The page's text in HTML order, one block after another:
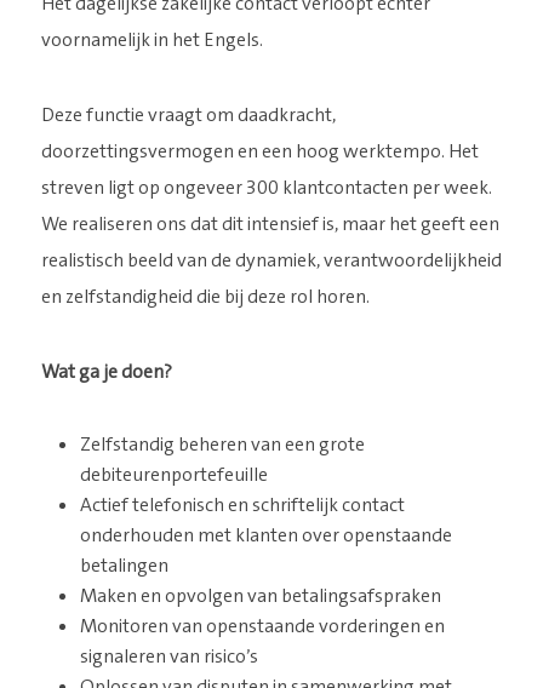
voornamelijk in het Engels.
Deze functie vraagt om daadkracht,
doorzettingsvermogen en een hoog werktempo. Het
streven ligt op ongeveer 300 klantcontacten per week.
We realiseren ons dat dit intensief is, maar het geeft een
realistisch beeld van de dynamiek, verantwoordelijkheid
en zelfstandigheid die bij deze rol horen.
Wat ga je doen?
Zelfstandig beheren van een grote
debiteurenportefeuille
Actief telefonisch en schriftelijk contact
onderhouden met klanten over openstaande
betalingen
Maken en opvolgen van betalingsafspraken
Monitoren van openstaande vorderingen en
signaleren van risico’s